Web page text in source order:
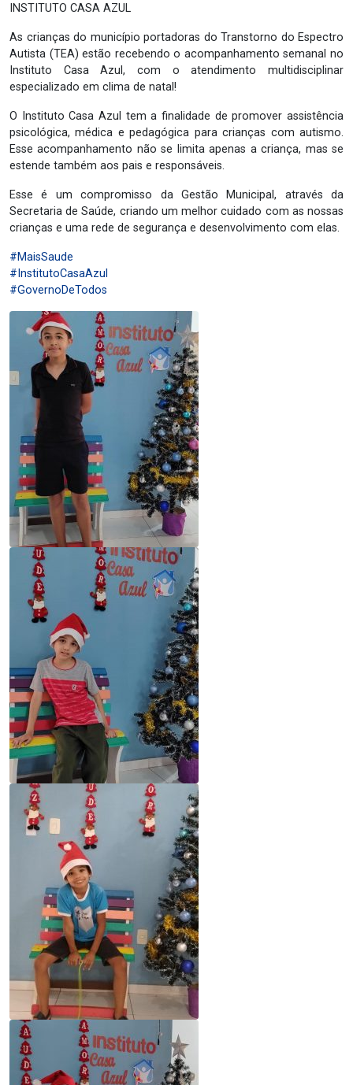
INSTITUTO CASA AZUL
As crianças do município portadoras do Transtorno do Espectro
Autista (TEA) estão recebendo o acompanhamento semanal no
Instituto Casa Azul, com o atendimento multidisciplinar
especializado em clima de natal!
O Instituto Casa Azul tem a finalidade de promover assistência
psicológica, médica e pedagógica para crianças com autismo.
Esse acompanhamento não se limita apenas a criança, mas se
estende também aos pais e responsáveis.
Esse é um compromisso da Gestão Municipal, através da
Secretaria de Saúde, criando um melhor cuidado com as nossas
crianças e uma rede de segurança e desenvolvimento com elas.
#MaisSaude
#InstitutoCasaAzul
#GovernoDeTodos